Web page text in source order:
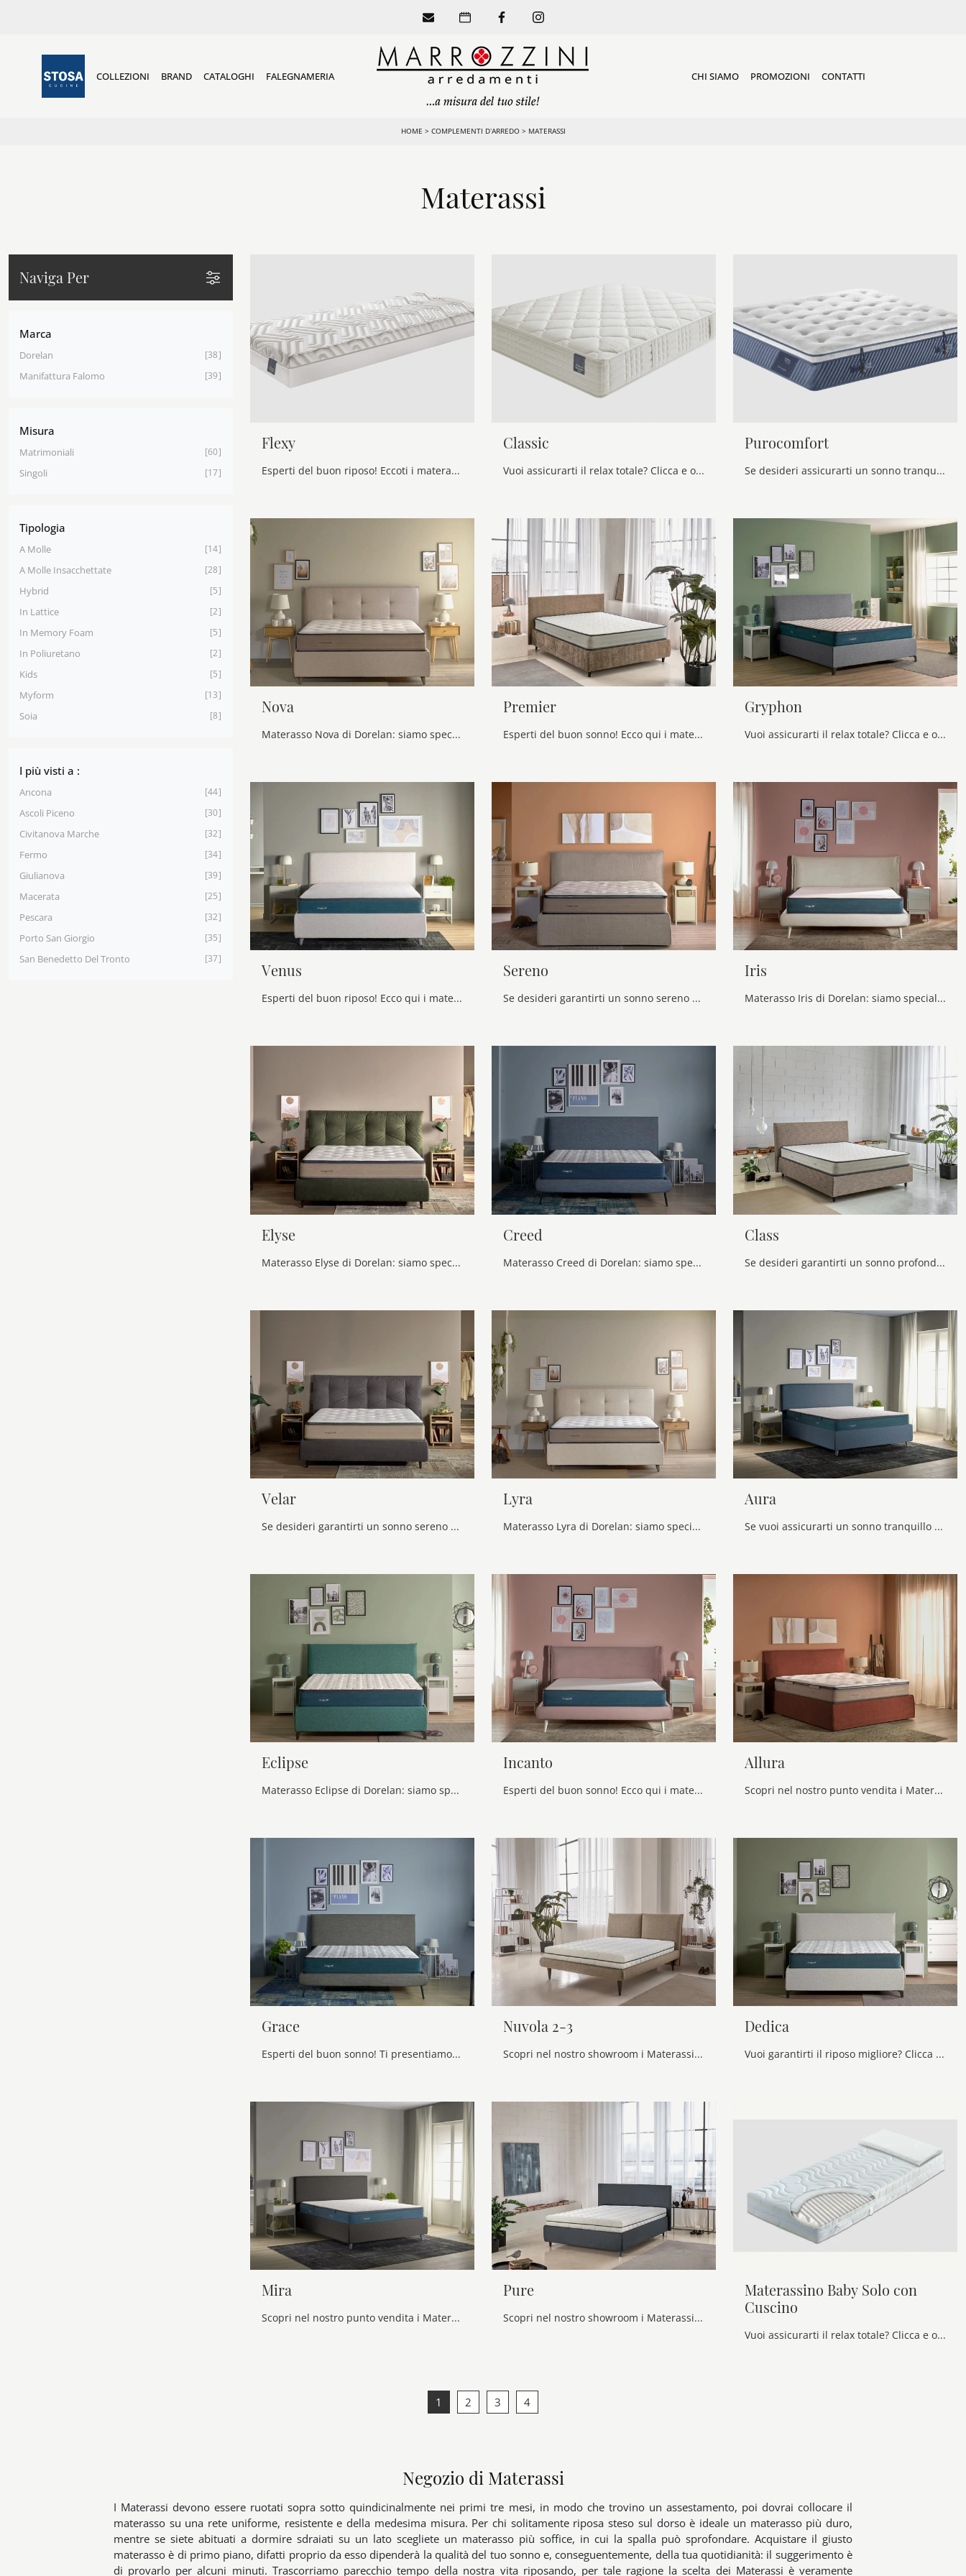
COLLEZIONI BRAND CATALOGHI FALEGNAMERIA CHI SIAMO PROMOZIONI CONTATTI
HOME > COMPLEMENTI D’ARREDO > MATERASSI
Materassi
Naviga Per
Marca
Dorelan 38
Manifattura Falomo 39
Misura
Matrimoniali 60
Singoli 17
Tipologia
A Molle 14
A Molle Insacchettate 28
Hybrid 5
In Lattice 2
In Memory Foam 5
In Poliuretano 2
Kids 5
Myform 13
Soia 8
I più visti a :
Ancona 44
Ascoli Piceno 30
Civitanova Marche 32
Fermo 34
Giulianova 39
Macerata 25
Pescara 32
Porto San Giorgio 35
San Benedetto Del Tronto 37
Flexy
Esperti del buon riposo! Eccoti i materassi singoli a molle insacchettate di Manifattura Falomo: clicca e ottieni informazioni sul modello Flexy.
Classic
Vuoi assicurarti il relax totale? Clicca e ottieni informazioni sul materasso Classic tra i modelli a molle insacchettate matrimoniali di Manifattura ...
Purocomfort
Se desideri assicurarti un sonno tranquillo e ristoratore, scopri i Materassi a molle insacchettate matrimoniali come il modello Purocomfort ...
Nova
Materasso Nova di Dorelan: siamo specialisti del buon riposo! Scopri di più sui Materassi a molle matrimoniali.
Premier
Esperti del buon sonno! Ecco qui i materassi matrimoniali a molle di Dorelan: clicca e ottieni informazioni sul modello Premier.
Gryphon
Vuoi assicurarti il relax totale? Clicca e ottieni informazioni sul materasso Gryphon tra i modelli a molle matrimoniali di Dorelan!
Venus
Esperti del buon riposo! Ecco qui i materassi matrimoniali a molle di Dorelan: clicca e scopri di più sul modello Venus.
Sereno
Se desideri garantirti un sonno sereno e rigenerante, scopri i Materassi a molle matrimoniali come il modello Sereno Dorelan.
Iris
Materasso Iris di Dorelan: siamo specialisti del buon riposo! Scopri di più sui Materassi a molle matrimoniali.
Elyse
Materasso Elyse di Dorelan: siamo specialisti del buon sonno! Scopri di più sui Materassi a molle matrimoniali.
Creed
Materasso Creed di Dorelan: siamo specialisti del buon riposo! Scopri di più sui Materassi a molle matrimoniali.
Class
Se desideri garantirti un sonno profondo e ristoratore, scopri i Materassi a molle insacchettate matrimoniali come il modello Class Dorelan.
Velar
Se desideri garantirti un sonno sereno e rigenerante, scopri i Materassi a molle insacchettate matrimoniali come il modello Velar Dorelan.
Lyra
Materasso Lyra di Dorelan: siamo specialisti del buon riposo! Ottieni informazioni sui Materassi a molle insacchettate matrimoniali.
Aura
Se vuoi assicurarti un sonno tranquillo e ristoratore, scopri i Materassi a molle insacchettate matrimoniali come il modello Aura Dorelan.
Eclipse
Materasso Eclipse di Dorelan: siamo specialisti del buon riposo! Ottieni informazioni sui Materassi a molle insacchettate matrimoniali.
Incanto
Esperti del buon sonno! Ecco qui i materassi matrimoniali a molle insacchettate di Dorelan: clicca e scopri di più sul modello Incanto.
Allura
Scopri nel nostro punto vendita i Materassi matrimoniali: il modello Allura a molle insacchettate ti attende per garantirti il riposo migliore.
Grace
Esperti del buon sonno! Ti presentiamo i materassi matrimoniali a molle insacchettate di Dorelan: clicca e scopri di più sul modello Grace.
Nuvola 2-3
Scopri nel nostro showroom i Materassi matrimoniali: il modello Nuvola 2-3 Myform ti attende per assicurarti il relax totale.
Dedica
Vuoi garantirti il riposo migliore? Clicca e scopri di più sul materasso Dedica tra i modelli Myform matrimoniali di Dorelan!
Mira
Scopri nel nostro punto vendita i Materassi matrimoniali: il modello Mira Myform ti aspetta per garantirti il sonno più profondo.
Pure
Scopri nel nostro showroom i Materassi matrimoniali: il modello Pure Myform ti aspetta per garantirti il sonno più profondo.
Materassino Baby Solo con
Cuscino
Vuoi assicurarti il relax totale? Clicca e ottieni informazioni sul materasso Materassino Baby Solo con Cuscino tra i modelli in poliuretano singoli ...
1 2 3 4
Negozio di Materassi
I Materassi devono essere ruotati sopra sotto quindicinalmente nei primi tre mesi, in modo che trovino un assestamento, poi dovrai collocare il
materasso su una rete uniforme, resistente e della medesima misura. Per chi solitamente riposa steso sul dorso è ideale un materasso più duro,
mentre se siete abituati a dormire sdraiati su un lato scegliete un materasso più soffice, in cui la spalla può sprofondare. Acquistare il giusto
materasso è di primo piano, difatti proprio da esso dipenderà la qualità del tuo sonno e, conseguentemente, della tua quotidianità: il suggerimento è
di provarlo per alcuni minuti. Trascorriamo parecchio tempo della nostra vita riposando, per tale ragione la scelta dei Materassi è veramente